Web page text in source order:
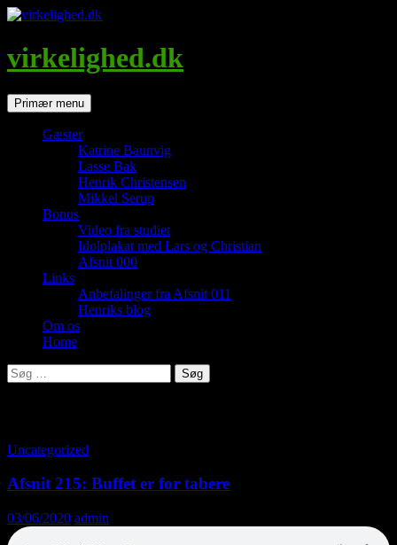
Hop
indhold
virkelighed.dk
SøgPrimær menu
Gæster
Katrine Baunvig
Lasse Bak
Henrik Christensen
Mikkel Serup
Bonus
Video fra studiet
Idolplakat med Lars og Christian
Afsnit 000
Links
Anbefalinger fra Afsnit 011
Henriks blog
Om os
Home
Søg
efter:
Uncategorized
Afsnit 215: Buffet er for tabere
03/06/2020 admin